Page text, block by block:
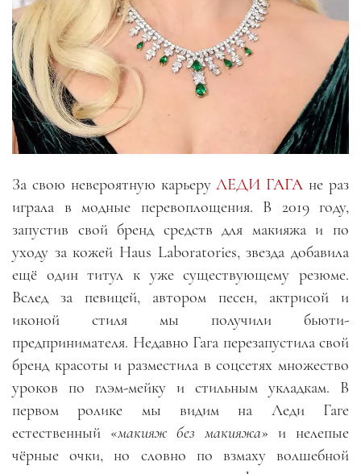
За свою невероятную карьеруЛЕДИ ГАГА не раз
играла в модные перевоплощения. В 2019 году,
запустив свой бренд средств для макияжа и по
уходу за кожей Haus Laboratories, звезда добавила
ещё один титул к уже существующему резюме.
Вслед за певицей, автором песен, актрисой и
иконой стиля мы получили бьюти-
предпринимателя. Недавно Гага перезапустила свой
бренд красоты и разместила в соцсетях множество
уроков по глэм-мейку и стильным укладкам. В
первом ролике мы видим на Леди Гаге
естественный «макияж без макияжа» и нелепые
чёрные очки, но словно по взмаху волшебной